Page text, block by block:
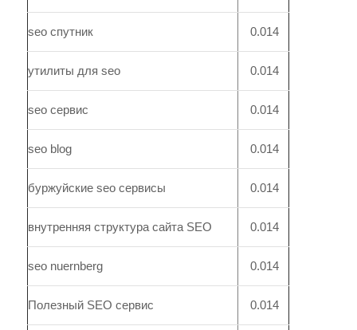
seo спутник 0.014
утилиты для seo 0.014
seo сервис 0.014
seo blog 0.014
буржуйские seo сервисы 0.014
внутренняя структура сайта SEO 0.014
seo nuernberg 0.014
Полезный SEO сервис 0.014